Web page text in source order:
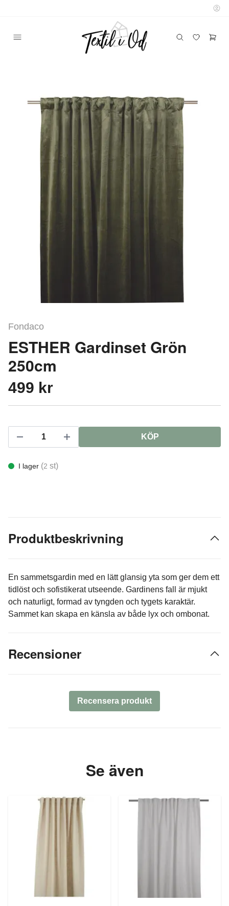
Fondaco
ESTHER Gardinset Grön
250cm
499 kr
KÖP
I lager (2 st)
Produktbeskrivning
En sammetsgardin med en lätt glansig yta som ger dem ett
tidlöst och sofistikerat utseende. Gardinens fall är mjukt
och naturligt, formad av tyngden och tygets karaktär.
Sammet kan skapa en känsla av både lyx och ombonat.
Recensioner
Recensera produkt
Se även